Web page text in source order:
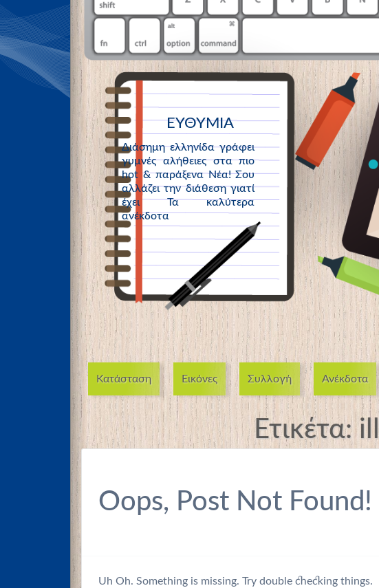
ΕΥΘΥΜΙΑ
Διάσημη ελληνίδα γράφει
γυμνές αλήθειες στα πιο
hot & παράξενα Νέα! Σου
αλλάζει την διάθεση γιατί
έχει Τα καλύτερα
ανέκδοτα
Κατάσταση Εικόνες Συλλογή Ανέκδοτα
Ετικέτα:
Oops, Post Not Found!
Uh Oh. Something is missing. Try double checking things.